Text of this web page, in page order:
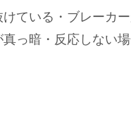
ている・ブレーカ
っ暗・反応しない